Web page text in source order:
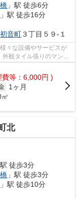
」駅 徒歩6分
」駅 徒歩16分
初音町３丁目５９-１
々な設備やサービスが
観タイル張りのマンシ
費等：6,000円 )
1ヶ月
北
駅 徒歩3分
」駅 徒歩3分
」駅 徒歩10分